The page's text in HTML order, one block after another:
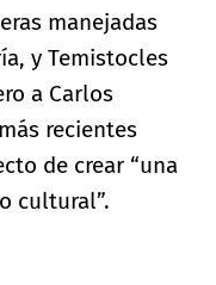
manejadas
y Temistocles
a Carlos
recientes
de crear “una
cultural”.